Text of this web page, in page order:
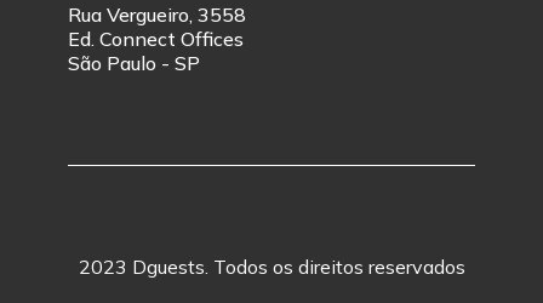
Rua Vergueiro, 3558
Ed. Connect Offices
São Paulo - SP
2023 Dguests. Todos os direitos reservados